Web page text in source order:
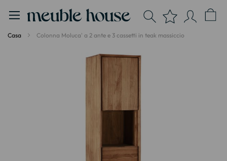
Casa Colonna Moluca' a 2 ante e 3 cassetti in teak massiccio